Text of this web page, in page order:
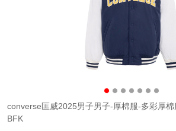
converse匡威2025男子男子-厚棉服-多彩厚
BFK